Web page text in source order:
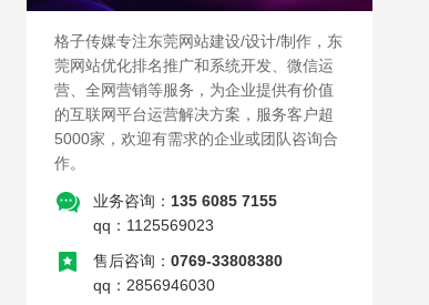
格子传媒专注东莞网站建设/设计/制作，东
莞网站优化排名推广和系统开发、微信运
营、全网营销等服务，为企业提供有价值
的互联网平台运营解决方案，服务客户超
5000家，欢迎有需求的企业或团队咨询合
作。
业务咨询： 135 6085 7155
qq：1125569023
售后咨询：0769-33808380
qq：2856946030